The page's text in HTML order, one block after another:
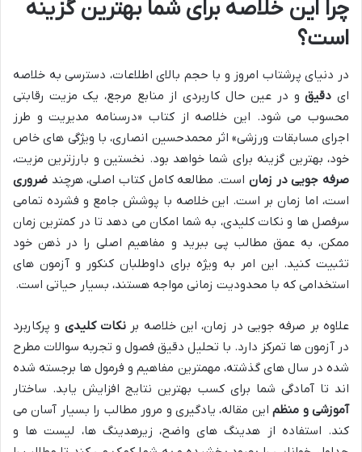
چرا این خلاصه برای شما بهترین گزینه
است؟
در دنیای پرشتاب امروز و با حجم بالای اطلاعات، دسترسی به خلاصه
ای دقیقو در عین حال کاربردی از منابع مرجع، یک مزیت رقابتی
محسوب می شود. این خلاصه از کتاب «درسنامه مدیریت و طرز
اجرای مسابقات ورزشی» اثر محمدحسین انصاری، با ویژگی های خاص
خود، بهترین گزینه برای شما خواهد بود. نخستین و بارزترین مزیت،
صرفه جویی در زمان است. مطالعه کامل کتاب اصلی، هرچند ضروری
است، اما زمان بر است. این خلاصه با پوشش جامع و فشرده تمامی
سرفصل ها و نکات کلیدی، به شما امکان می دهد تا در کمترین زمان
ممکن، به عمق مطالب پی ببرید و مفاهیم اصلی را در ذهن خود
تثبیت کنید. این امر به ویژه برای داوطلبان کنکور و آزمون های
استخدامی که با محدودیت زمانی مواجه هستند، بسیار حیاتی است.
علاوه بر صرفه جویی در زمان، این خلاصه بر نکات کلیدی و پرکاربرد
در آزمون ها تمرکز دارد. با تحلیل دقیق فصول و تجربه سوالات مطرح
شده در سال های گذشته، مهمترین مفاهیم و فرمول ها برجسته شده
اند تا آمادگی شما برای کسب بهترین نتایج افزایش یابد. ساختار
آموزشی و منظماین مقاله، یادگیری و مرور مطالب را بسیار آسان می
کند. استفاده از هدینگ های واضح، زیرهدینگ ها، لیست ها و